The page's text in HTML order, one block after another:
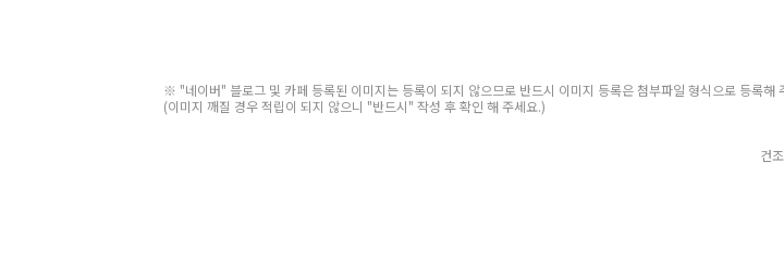
※ "네이버" 블로그 및 카페 등록된 이미지는 등록이 되지 않으므로 반드시 이미지 등록은 첨부파일 형식으로 등록해
(이미지 깨질 경우 적립이 되지 않으니 "반드시" 작성 후 확인 해 주세요.)
건